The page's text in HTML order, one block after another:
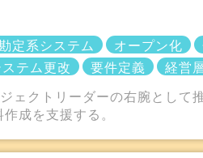
定系システム オープン化
テム更改
要件定義
経営
ェクトリーダーの右腕として
成を支援する。